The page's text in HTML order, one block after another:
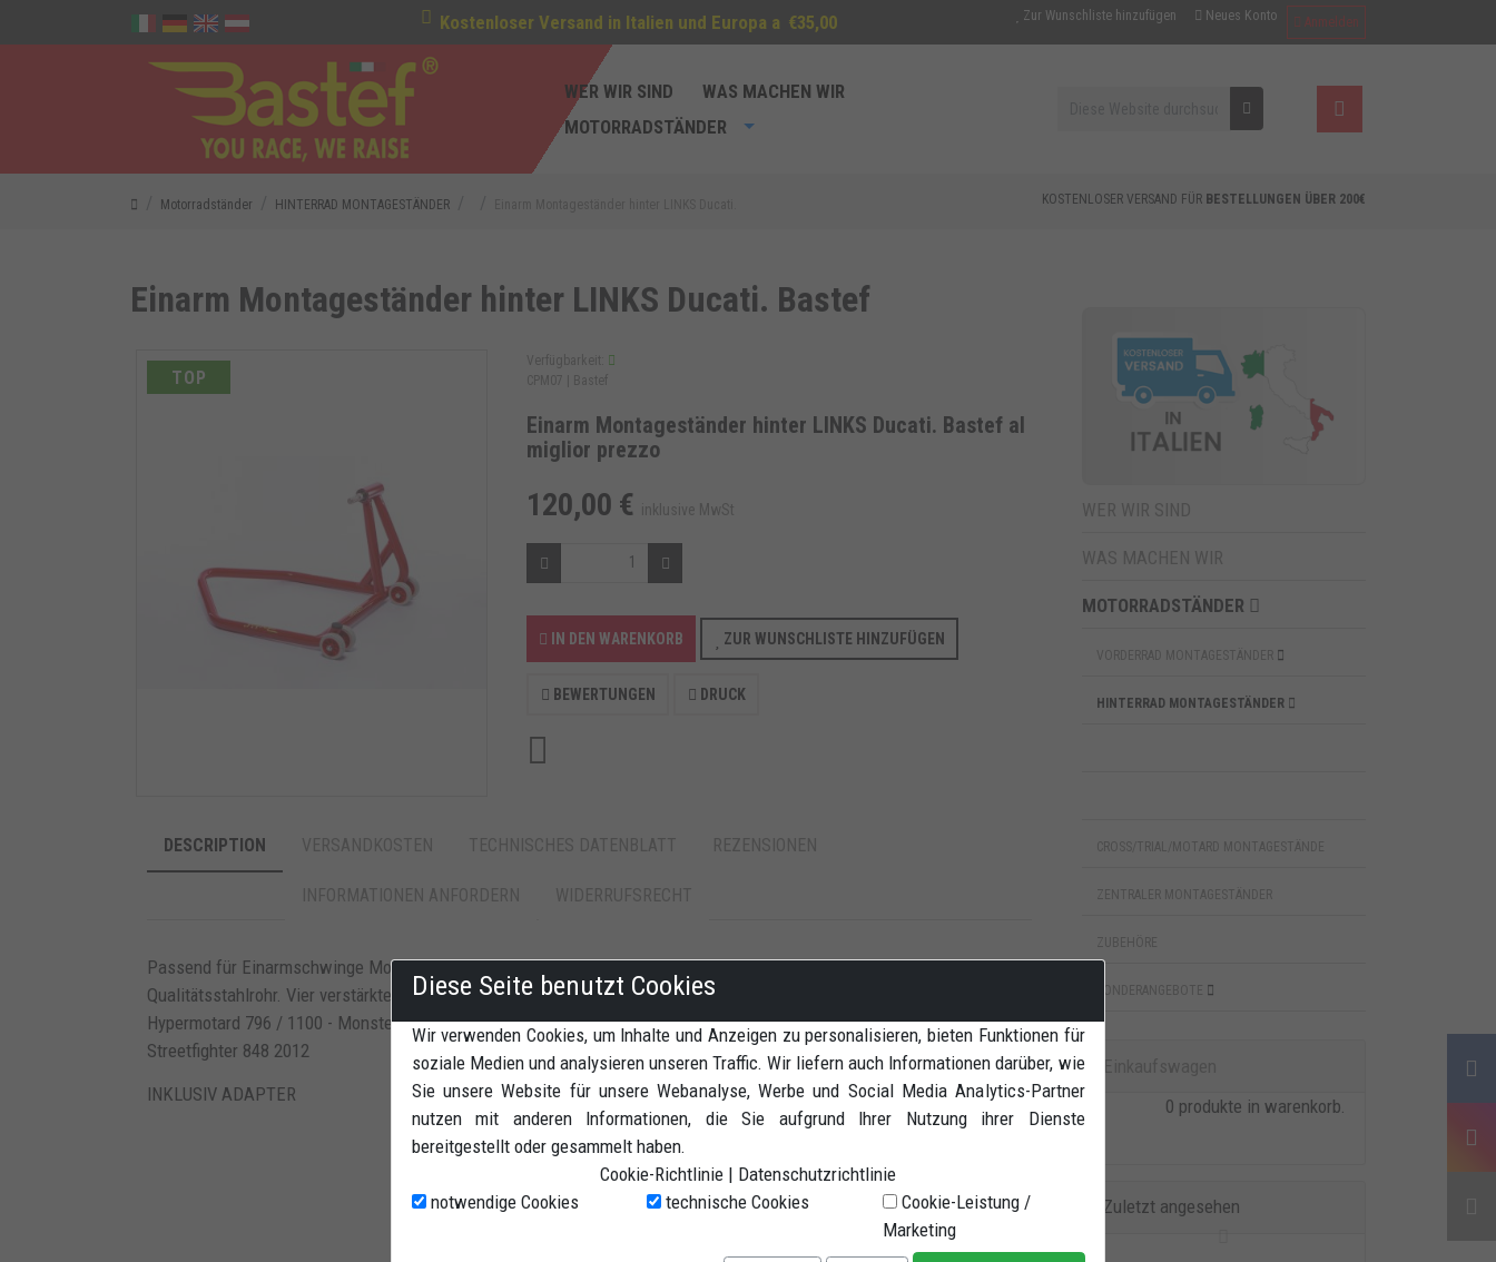
Kostenloser Versand in Italien und Europa a €35,00 Zur Wunschliste hinzufügen Neues Konto Anmelden
WER WIR SIND
WAS MACHEN WIR
MOTORRADSTÄNDER
Motorradständer HINTERRAD MONTAGESTÄNDER KOSTENLOSER VERSAND FÜR BESTELLUNGEN ÜBER 200€
Einarm Montageständer hinter LINKS Ducati. Bastef
TOP
Verfügbarkeit:
CPM07 | Bastef
Einarm Montageständer hinter LINKS Ducati. Bastef al
miglior prezzo
120,00 € inklusive MwSt
IN DEN WARENKORB ZUR WUNSCHLISTE HINZUFÜGEN
BEWERTUNGEN DRUCK
DESCRIPTION VERSANDKOSTEN TECHNISCHES DATENBLATT REZENSIONEN
INFORMATIONEN ANFORDERN WIDERRUFSRECHT
Passend für Einarmschwinge Modelle. Inklusiv kugelgelagerten Bolzen Adapter. Hergestellt auf 32,5 x 2 mm
Qualitätsstahlrohr. Vier verstärkte Gummiräder. Pulverlackiert Rot. Passend für: Ducati 748 - 848 - 916 - 996 - 998 -
Hypermotard 796 / 1100 - Monster 796 / 1100 / S2R 800 / S2R 1000 / S4R / S4RS / Multistrada 1000 / Multistrada 1100 -
Streetfighter 848 2012
INKLUSIV ADAPTER
WER WIR SIND
WAS MACHEN WIR
MOTORRADSTÄNDER
VORDERRAD MONTAGESTÄNDER
HINTERRAD MONTAGESTÄNDER
CROSS/TRIAL/MOTARD MONTAGESTÄNDE
ZENTRALER MONTAGESTÄNDER
ZUBEHÖRE
SONDERANGEBOTE
0 produkte in warenkorb.
Zuletzt angesehen
Diese Seite benutzt Cookies
Wir verwenden Cookies, um Inhalte und Anzeigen zu personalisieren, bieten Funktionen für
soziale Medien und analysieren unseren Traffic. Wir liefern auch Informationen darüber, wie
Sie unsere Website für unsere Webanalyse, Werbe und Social Media Analytics-Partner
nutzen mit anderen Informationen, die Sie aufgrund Ihrer Nutzung ihrer Dienste
bereitgestellt oder gesammelt haben.
Cookie-Richtlinie | Datenschutzrichtlinie
notwendige Cookies
technische Cookies
Cookie-Leistung /
Marketing